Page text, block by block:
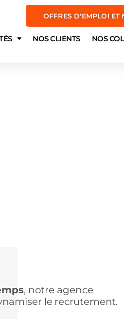
OFFRES D'EMPLOI ET
NOS CLIENTS NOS
, notre agence
le recrutement.